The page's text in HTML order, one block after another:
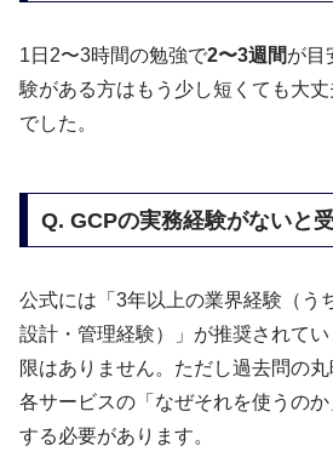
1日2〜3時間の勉強で2〜3週間が目
験がある方はもう少し短くても大
でした。
Q. GCPの実務経験がないと
公式には「3年以上の業界経験（う
設計・管理経験）」が推奨されて
限はありません。ただし過去問の丸
各サービスの「なぜそれを使うの
する必要があります。